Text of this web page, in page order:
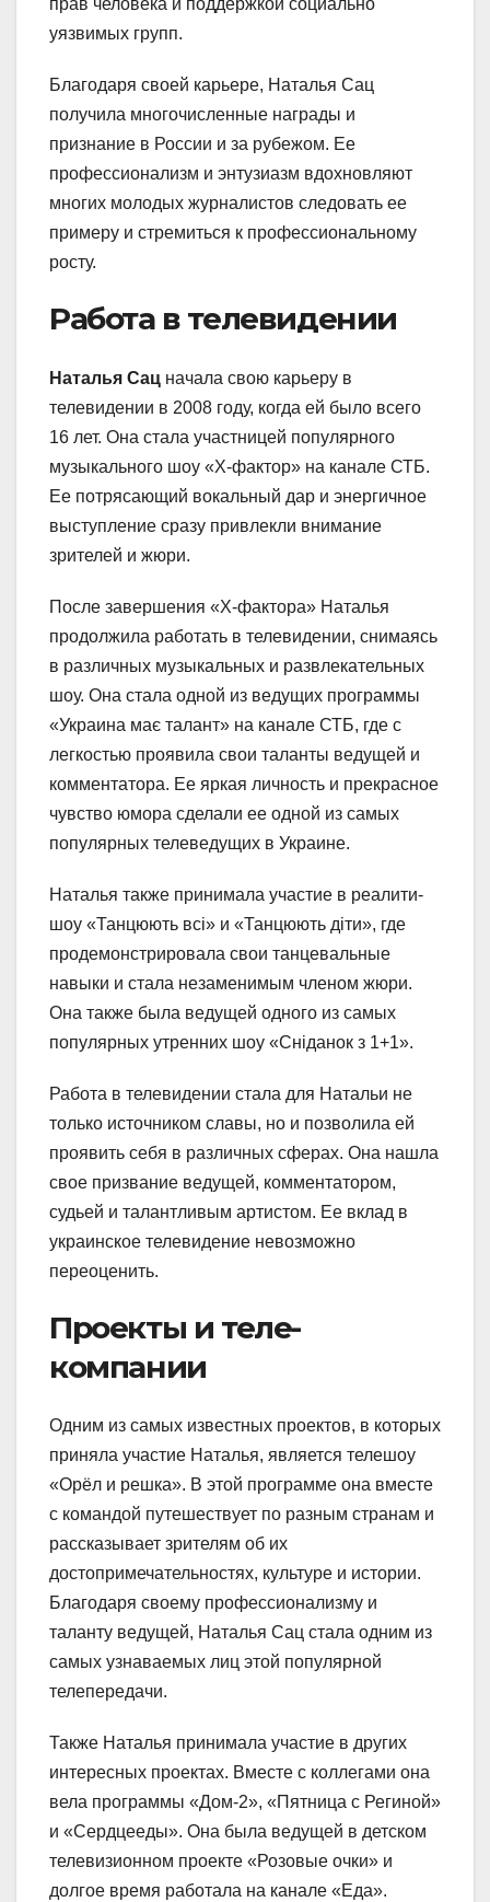
прав человека и поддержкой социально
уязвимых групп.
Благодаря своей карьере, Наталья Сац
получила многочисленные награды и
признание в России и за рубежом. Ее
профессионализм и энтузиазм вдохновляют
многих молодых журналистов следовать ее
примеру и стремиться к профессиональному
росту.
Работа в телевидении
Наталья Сац начала свою карьеру в
телевидении в 2008 году, когда ей было всего
16 лет. Она стала участницей популярного
музыкального шоу «Х-фактор» на канале СТБ.
Ее потрясающий вокальный дар и энергичное
выступление сразу привлекли внимание
зрителей и жюри.
После завершения «Х-фактора» Наталья
продолжила работать в телевидении, снимаясь
в различных музыкальных и развлекательных
шоу. Она стала одной из ведущих программы
«Украина має талант» на канале СТБ, где с
легкостью проявила свои таланты ведущей и
комментатора. Ее яркая личность и прекрасное
чувство юмора сделали ее одной из самых
популярных телеведущих в Украине.
Наталья также принимала участие в реалити-
шоу «Танцюють всі» и «Танцюють діти», где
продемонстрировала свои танцевальные
навыки и стала незаменимым членом жюри.
Она также была ведущей одного из самых
популярных утренних шоу «Сніданок з 1+1».
Работа в телевидении стала для Натальи не
только источником славы, но и позволила ей
проявить себя в различных сферах. Она нашла
свое призвание ведущей, комментатором,
судьей и талантливым артистом. Ее вклад в
украинское телевидение невозможно
переоценить.
Проекты и теле-
компании
Одним из самых известных проектов, в которых
приняла участие Наталья, является телешоу
«Орёл и решка». В этой программе она вместе
с командой путешествует по разным странам и
рассказывает зрителям об их
достопримечательностях, культуре и истории.
Благодаря своему профессионализму и
таланту ведущей, Наталья Сац стала одним из
самых узнаваемых лиц этой популярной
телепередачи.
Также Наталья принимала участие в других
интересных проектах. Вместе с коллегами она
вела программы «Дом-2», «Пятница с Региной»
и «Сердцееды». Она была ведущей в детском
телевизионном проекте «Розовые очки» и
долгое время работала на канале «Еда».